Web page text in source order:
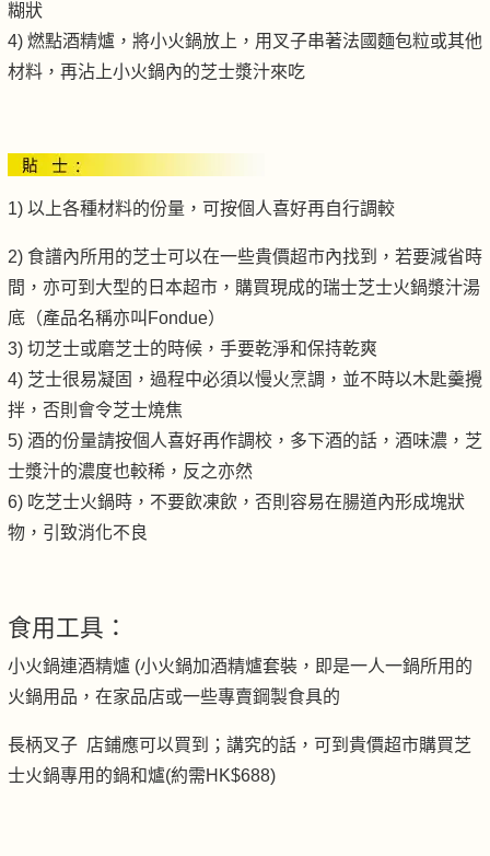
糊狀
4) 燃點酒精爐，將小火鍋放上，用叉子串著法國麵包粒或其他
材料，再沾上小火鍋內的芝士漿汁來吃
1) 以上各種材料的份量，可按個人喜好再自行調較
2) 食譜內所用的芝士可以在一些貴價超市內找到，若要減省時
間，亦可到大型的日本超市，購買現成的瑞士芝士火鍋漿汁湯
底（產品名稱亦叫Fondue）
3) 切芝士或磨芝士的時候，手要乾淨和保持乾爽
4) 芝士很易凝固，過程中必須以慢火烹調，並不時以木匙羹攪
拌，否則會令芝士燒焦
5) 酒的份量請按個人喜好再作調校，多下酒的話，酒味濃，芝
士漿汁的濃度也較稀，反之亦然
6) 吃芝士火鍋時，不要飲凍飲，否則容易在腸道內形成塊狀
物，引致消化不良
食用工具：
小火鍋連酒精爐 (小火鍋加酒精爐套裝，即是一人一鍋所用的
火鍋用品，在家品店或一些專賣鋼製食具的
長柄叉子 店鋪應可以買到；講究的話，可到貴價超市購買芝
士火鍋專用的鍋和爐(約需HK$688)